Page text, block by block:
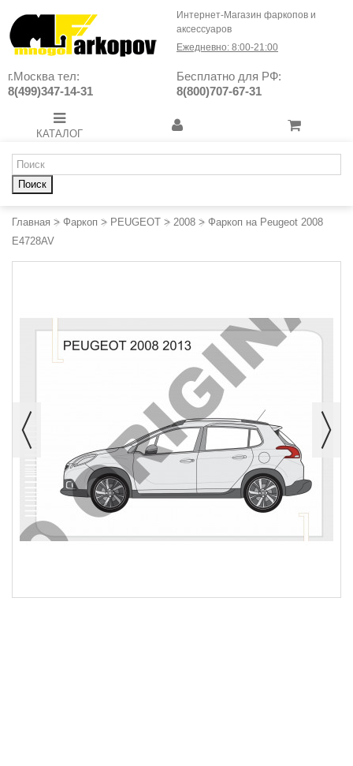
Интернет-Магазин фаркопов и
аксессуаров
Ежедневно: 8:00-21:00
г.Москва тел:
8(499)347-14-31
Бесплатно для РФ:
8(800)707-67-31
КАТАЛОГ
Поиск
Главная > Фаркоп > PEUGEOT > 2008 > Фаркоп на Peugeot 2008
E4728AV